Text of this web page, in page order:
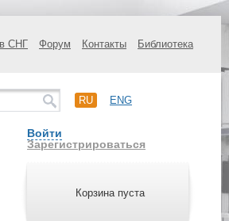
СНГ Форум Контакты Библиотека
RU ENG
Войти
Зарегистрироваться
Корзина пуста